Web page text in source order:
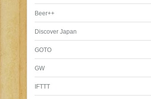
Beer++
Discover Japan
GOTO
GW
IFTTT